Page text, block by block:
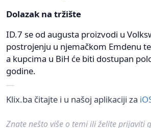
Dolazak na tržište
ID.7 se od augusta proizvodi u
postrojenju u njemačkom Emdenu
a kupcima u BiH će biti dostupan
godine.
Klix.ba čitajte i u našoj aplikaciji za
Znate nešto više o temi ili želite prijaviti